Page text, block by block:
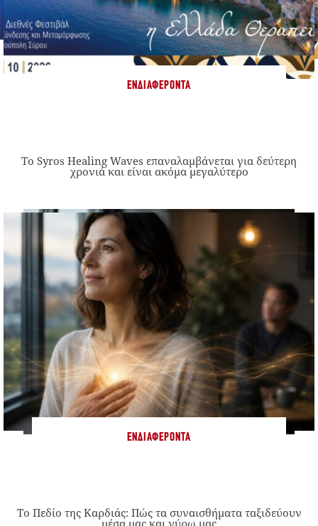
ΕΝΔΙΑΦΈΡΟΝΤΑ
Το Syros Healing Waves επαναλαμβάνεται για δεύτερη
χρονιά και είναι ακόμα μεγαλύτερο
ΕΝΔΙΑΦΈΡΟΝΤΑ
Το Πεδίο της Καρδιάς: Πώς τα συναισθήματα ταξιδεύουν
μέσα μας και γύρω μας